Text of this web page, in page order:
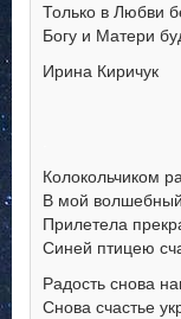
Только в Любви
Богу и Матери
Ирина Киричук
Колокольчиком
В мой
Прилетела
Синей птицею
Радость снова
Снова счастье